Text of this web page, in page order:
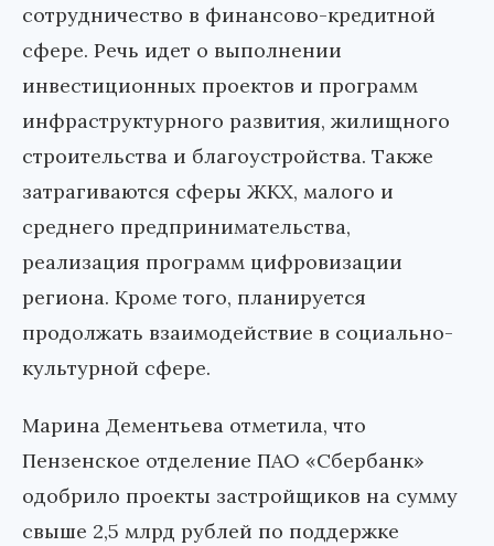
сотрудничество в финансово-кредитной
сфере. Речь идет о выполнении
инвестиционных проектов и программ
инфраструктурного развития, жилищного
строительства и благоустройства. Также
затрагиваются сферы ЖКХ, малого и
среднего предпринимательства,
реализация программ цифровизации
региона. Кроме того, планируется
продолжать взаимодействие в социально-
культурной сфере.
Марина Дементьева отметила, что
Пензенское отделение ПАО «Сбербанк»
одобрило проекты застройщиков на сумму
свыше 2,5 млрд рублей по поддержке